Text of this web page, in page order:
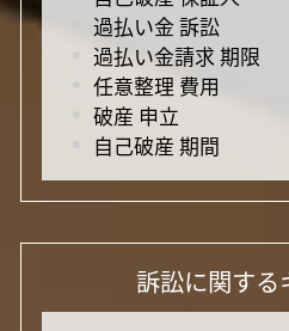
過払い金 訴訟
過払い金請求 期限
任意整理 費用
破産 申立
自己破産 期間
訴訟に関する